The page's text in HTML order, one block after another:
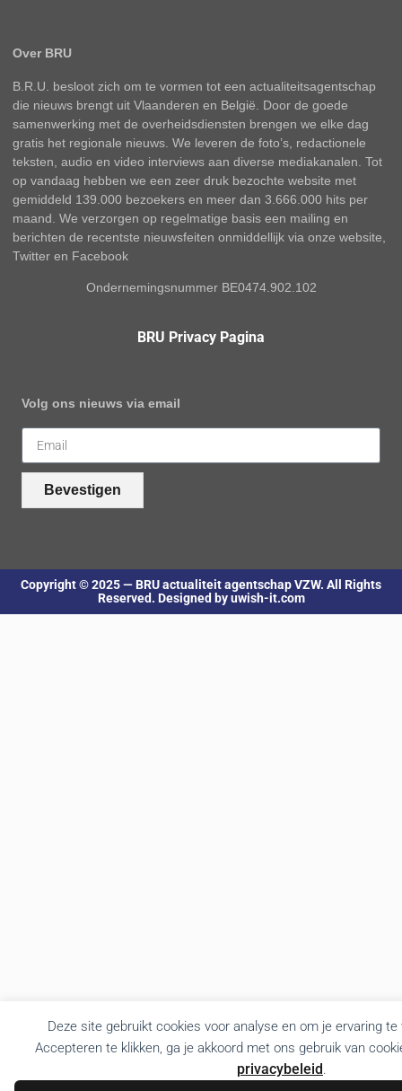
Deze site gebruikt cookies voor analyse en om je ervaring
Accepteren te klikken, ga je akkoord met ons gebruik van
privacybeleid.
Over BRU
B.R.U. besloot zich om te vormen tot een actualiteitsagentschap
die nieuws brengt uit Vlaanderen en België. Door de goede
samenwerking met de overheidsdiensten brengen we elke dag
gratis het regionale nieuws. We leveren de foto’s, redactionele
teksten, audio en video interviews aan diverse mediakanalen. Tot
op vandaag hebben we een zeer druk bezochte website met
gemiddeld 139.000 bezoekers en meer dan 3.666.000 hits per
maand. We verzorgen op regelmatige basis een mailing en
berichten de recentste nieuwsfeiten onmiddellijk via onze website,
Twitter en Facebook
Ondernemingsnummer BE0474.902.102
BRU Privacy Pagina
Volg ons nieuws via email
Bevestigen
Copyright © 2025 — BRU actualiteit agentschap VZW. All Rights
Reserved. Designed by uwish-it.com